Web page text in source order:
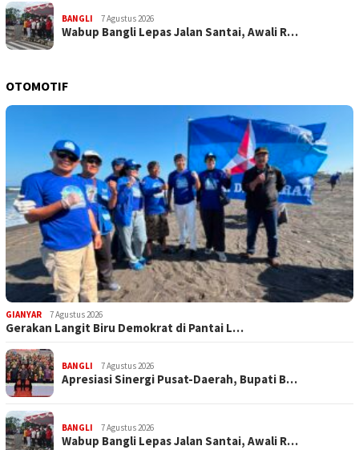
BANGLI 7 Agustus 2026
Wabup Bangli Lepas Jalan Santai, Awali R…
OTOMOTIF
GIANYAR 7 Agustus 2026
Gerakan Langit Biru Demokrat di Pantai L…
BANGLI 7 Agustus 2026
Apresiasi Sinergi Pusat-Daerah, Bupati B…
BANGLI 7 Agustus 2026
Wabup Bangli Lepas Jalan Santai, Awali R…